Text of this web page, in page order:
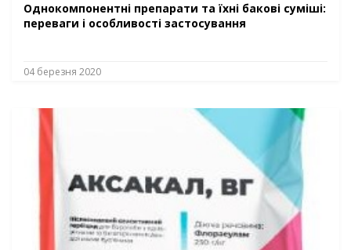
Однокомпонентні препарати та їхні бакові суміші:
переваги і особливості застосування
04 березня 2020